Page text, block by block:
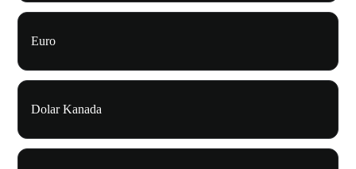
Euro
Dolar Kanada